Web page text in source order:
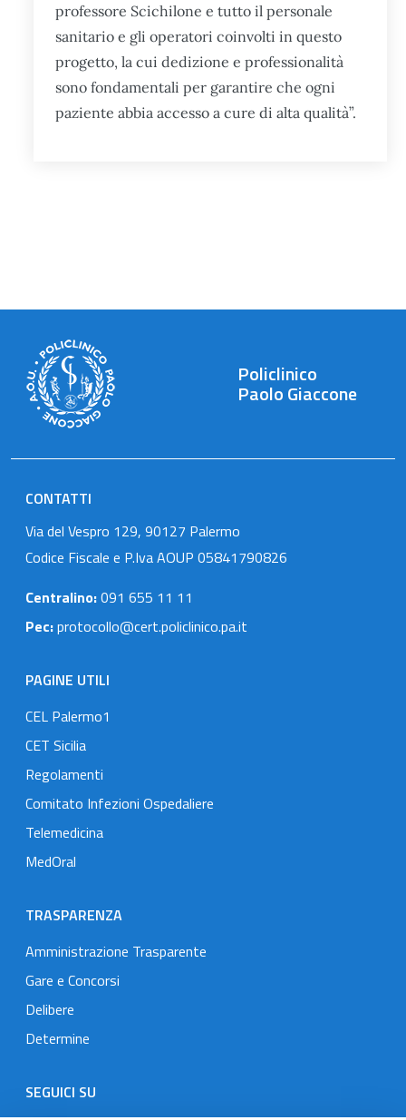
professore Scichilone e tutto il personale
sanitario e gli operatori coinvolti in questo
progetto, la cui dedizione e professionalità
sono fondamentali per garantire che ogni
paziente abbia accesso a cure di alta qualità”.
Policlinico
Paolo Giaccone
CONTATTI
Via del Vespro 129, 90127 Palermo
Codice Fiscale e P.Iva AOUP 05841790826
Centralino:091 655 11 11
Pec:protocollo@cert.policlinico.pa.it
PAGINE UTILI
CEL Palermo1
CET Sicilia
Regolamenti
Comitato Infezioni Ospedaliere
Telemedicina
MedOral
TRASPARENZA
Amministrazione Trasparente
Gare e Concorsi
Delibere
Determine
SEGUICI SU